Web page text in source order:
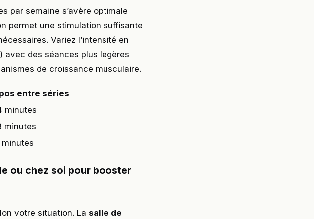
par semaine s’avère optimale
permet une stimulation suffisante
Variez l’intensité en
avec des séances plus légères
de croissance musculaire.
entre séries
minutes
minutes
minutes
ou chez soi pour booster
votre situation. La salle de